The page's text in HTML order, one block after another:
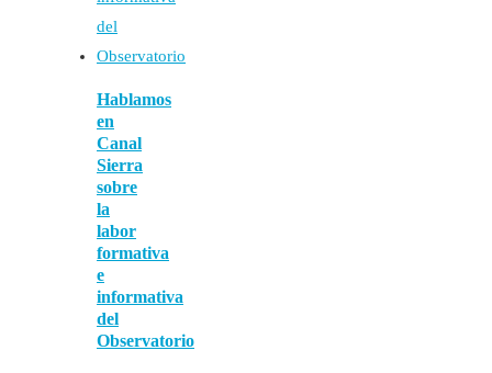
Hablamos
en
Canal
Sierra
sobre
la
labor
formativa
e
informativa
del
Observatorio